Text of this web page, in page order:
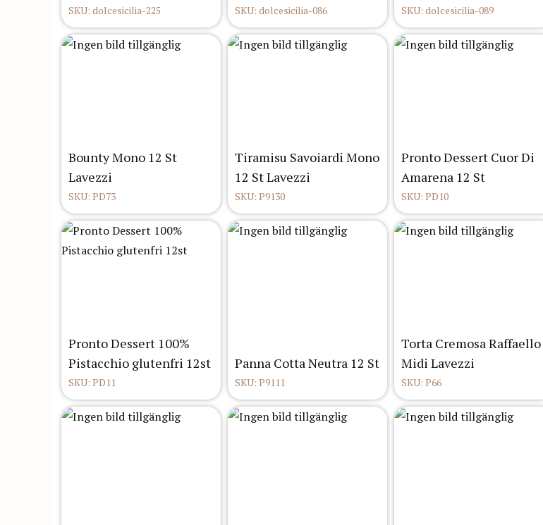
SKU: dolcesicilia-225 SKU: dolcesicilia-086 SKU: dolcesicilia-089
Bounty Mono 12 St
Lavezzi
SKU: PD73
Tiramisu Savoiardi Mono
12 St Lavezzi
SKU: P9130
Pronto Dessert Cuor Di
Amarena 12 St
SKU: PD10
Pronto Dessert 100%
Pistacchio glutenfri 12st
SKU: PD11
Panna Cotta Neutra 12 St
SKU: P9111
Torta Cremosa Raffaello
Midi Lavezzi
SKU: P66